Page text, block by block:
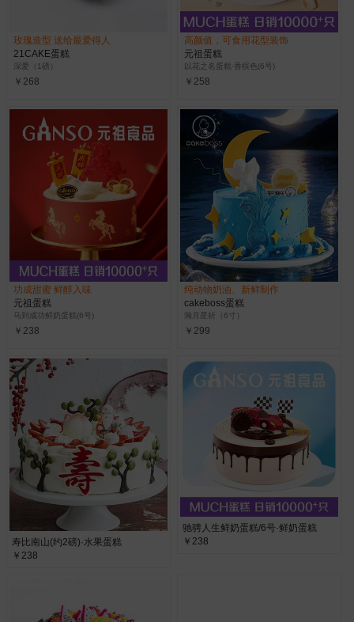
玫瑰造型 送给最爱得人
21CAKE蛋糕
深爱（1磅）
￥268
高颜值，可食用花型装饰
元祖蛋糕
以花之名蛋糕·香槟色(6号)
￥258
功成甜蜜 鲜醇入味
元祖蛋糕
马到成功鲜奶蛋糕(6号)
￥238
纯动物奶油、新鲜制作
cakeboss蛋糕
瀚月星祈（6寸）
￥299
寿比南山(约2磅)·水果蛋糕
￥238
驰骋人生鲜奶蛋糕/6号·鲜奶蛋糕
￥238